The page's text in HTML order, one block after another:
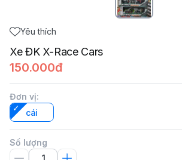
Yêu thích
Xe ĐK X-Race Cars
150.000đ
Đơn vị:
cái
Số lượng